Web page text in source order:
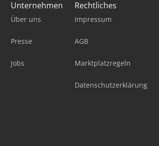
Unternehmen
Über uns
Presse
Jobs
Rechtliches
Impressum
AGB
Marktplatzregeln
Datenschutzerklärung